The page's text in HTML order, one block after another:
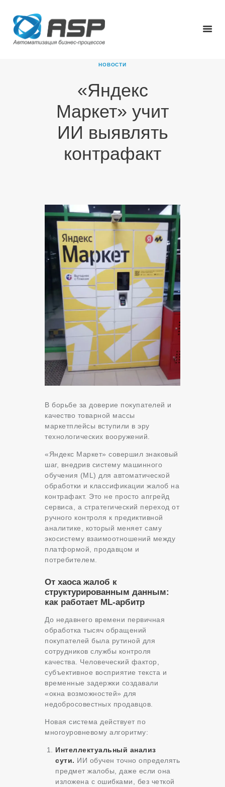
НОВОСТИ
«Яндекс
Маркет» учит
ИИ выявлять
контрафакт
ГЛАВНАЯ
О КОМПАНИИ
ПРОДУКТЫ
НОВОСТИ
КАРЬЕРА
В борьбе за доверие покупателей и
качество товарной массы
маркетплейсы вступили в эру
технологических вооружений.
«Яндекс Маркет» совершил знаковый
шаг, внедрив систему машинного
обучения (ML) для автоматической
обработки и классификации жалоб на
контрафакт. Это не просто апгрейд
сервиса, а стратегический переход от
ручного контроля к предиктивной
аналитике, который меняет саму
экосистему взаимоотношений между
платформой, продавцом и
потребителем.
От хаоса жалоб к
структурированным данным:
как работает ML-арбитр
До недавнего времени первичная
обработка тысяч обращений
покупателей была рутиной для
сотрудников службы контроля
качества. Человеческий фактор,
субъективное восприятие текста и
временные задержки создавали
«окна возможностей» для
недобросовестных продавцов.
Новая система действует по
многоуровневому алгоритму:
Интеллектуальный анализ
сути. ИИ обучен точно определять
предмет жалобы, даже если она
изложена с ошибками, без четкой